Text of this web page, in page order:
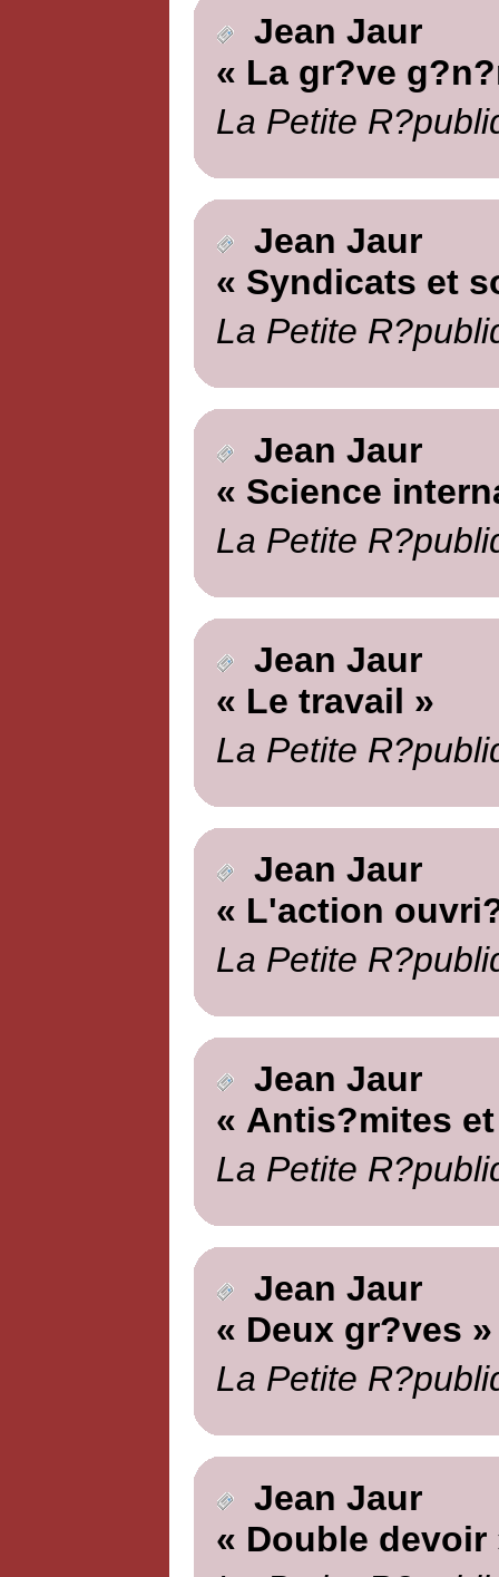
Jean Jaur
« La gr?ve
La Petite
Jean Jaur
« Syndicats et
La Petite
Jean Jaur
« Science
La Petite
Jean Jaur
« Le travail »
La Petite
Jean Jaur
« L'action
La Petite
Jean Jaur
« Antis?mites
La Petite
Jean Jaur
« Deux gr?ves »
La Petite
Jean Jaur
« Double devoir